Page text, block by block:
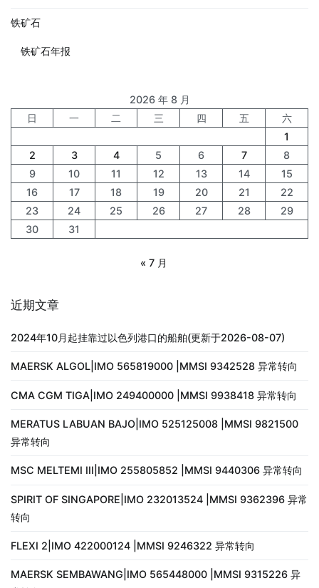
铁矿石
铁矿石年报
2026 年 8 月
日
一 二 三 四 五
六
1
2
3 4 5 6 7
8
9
10 11 12 13 14
15
16
17 18 19 20 21
22
23
24 25 26 27 28
29
30
31
« 7 月
近期文章
2024年10月起挂靠过以色列港口的船舶(更新于2026-08-07)
MAERSK ALGOL|IMO 565819000 |MMSI 9342528 异常转向
CMA CGM TIGA|IMO 249400000 |MMSI 9938418 异常转向
MERATUS LABUAN BAJO|IMO 525125008 |MMSI 9821500
异常转向
MSC MELTEMI III|IMO 255805852 |MMSI 9440306 异常转向
SPIRIT OF SINGAPORE|IMO 232013524 |MMSI 9362396 异常
转向
FLEXI 2|IMO 422000124 |MMSI 9246322 异常转向
MAERSK SEMBAWANG|IMO 565448000 |MMSI 9315226 异